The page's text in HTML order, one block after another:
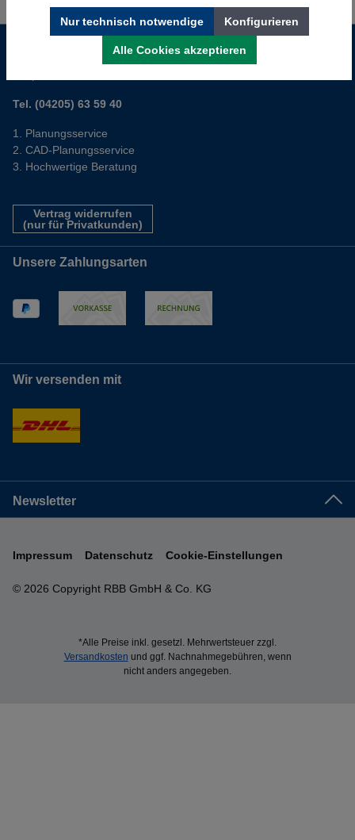
Informationen
Tel. (04205) 63 59 40
Planungsservice
CAD-Planungsservice
Hochwertige Beratung
Vertrag widerrufen
(nur für Privatkunden)
Unsere Zahlungsarten
Wir versenden mit
Newsletter
© 2026 Copyright RBB GmbH & Co. KG
Impressum Datenschutz Cookie-Einstellungen
*Alle Preise inkl. gesetzl. Mehrwertsteuer zzgl.
Versandkosten und ggf. Nachnahmegebühren, wenn
nicht anders angegeben.
Nur technisch notwendige Konfigurieren
Alle Cookies akzeptieren